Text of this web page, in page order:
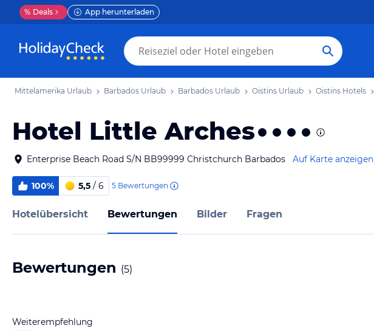
% Deals App herunterladen
Mittelamerika Urlaub Barbados Urlaub Barbados Urlaub Oistins Urlaub Oistins Hotels
Hotel Little Arches
Enterprise Beach Road S/N BB99999 Christchurch Barbados Auf Karte anzeigen
100% 5,5 / 6 5 Bewertungen
Hotelübersicht Bewertungen Bilder Fragen
Bewertungen (5)
Weiterempfehlung